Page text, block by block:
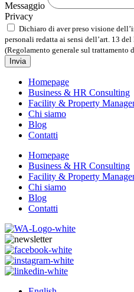
Messaggio
Privacy
Dichiaro di aver preso visione
personali redatta ai sensi dell’art. 13
(Regolamento generale sul trattamento
Invia
Homepage
Business & HR Consulting
Facility & Property
Chi siamo
Blog
Contatti
Homepage
Business & HR Consulting
Facility & Property
Chi siamo
Blog
Contatti